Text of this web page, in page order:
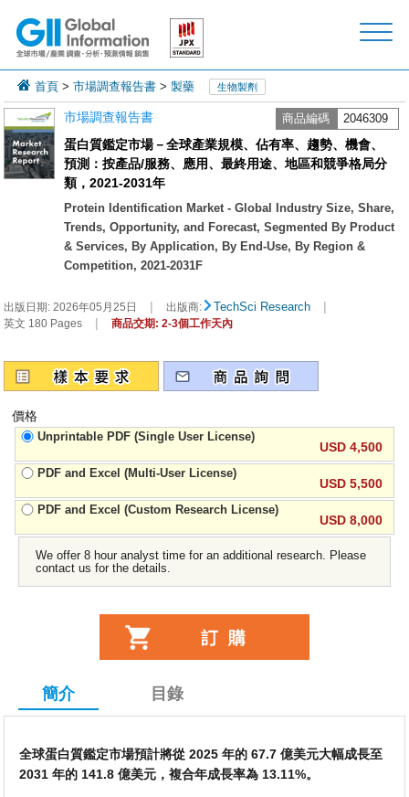
首頁 >市場調查報告書 >製藥 生物製劑
市場調查報告書 商品編碼 2046309
蛋白質鑑定市場－全球產業規模、佔有率、趨勢、機會、
預測：按產品/服務、應用、最終用途、地區和競爭格局分
類，2021-2031年
Protein Identification Market - Global Industry Size, Share,
Trends, Opportunity, and Forecast, Segmented By Product
& Services, By Application, By End-Use, By Region &
Competition, 2021-2031F
出版日期:2026年05月25日 | 出版商: TechSci Research |
英文 180 Pages | 商品交期: 2-3個工作天內
價格
Unprintable PDF (Single User License)
USD 4,500
PDF and Excel (Multi-User License)
USD 5,500
PDF and Excel (Custom Research License)
USD 8,000
We offer 8 hour analyst time for an additional research. Please
contact us for the details.
簡介 目錄
全球蛋白質鑑定市場預計將從 2025 年的 67.7 億美元大幅成長至
2031 年的 141.8 億美元，複合年成長率為 13.11%。